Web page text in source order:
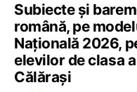
Subiecte și
română, pe
Națională 2026,
elevilor de clasa
Călărași